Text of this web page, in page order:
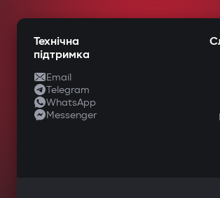
Технічна
підтримка
Email
Telegram
WhatsApp
Messenger